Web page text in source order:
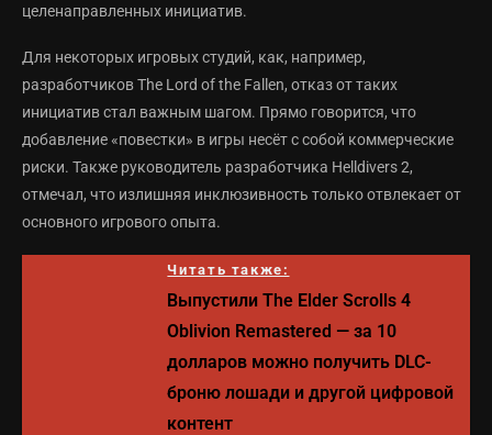
целенаправленных инициатив.
Для некоторых игровых студий, как, например,
разработчиков The Lord of the Fallen, отказ от таких
инициатив стал важным шагом. Прямо говорится, что
добавление «повестки» в игры несёт с собой коммерческие
риски. Также руководитель разработчика Helldivers 2,
отмечал, что излишняя инклюзивность только отвлекает от
основного игрового опыта.
Читать также:
Выпустили The Elder Scrolls 4
Oblivion Remastered — за 10
долларов можно получить DLC-
броню лошади и другой цифровой
контент